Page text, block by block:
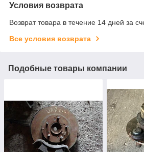
Условия возврата
Возврат товара в течение 14 дней за
Все условия возврата
Подобные товары компании